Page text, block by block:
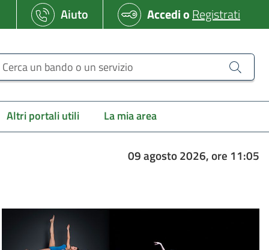
Aiuto AccedioRegistrati
un bando o un servizio
Altri portali utili La mia area
09 agosto 2026, ore 11:05